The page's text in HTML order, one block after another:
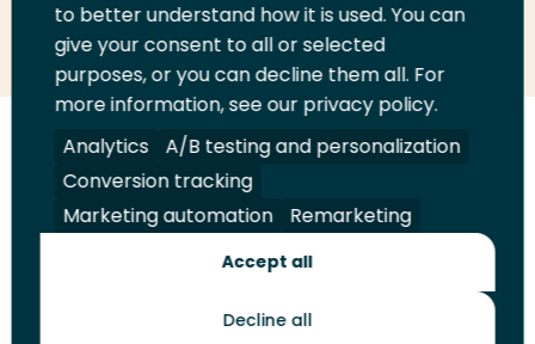
Deel
LinkedIn
Deel
op
Twitter
Deel
op
Facebook
Email
deze
pagina
Print
deze
pagina
Volg
ons
op
LinkedIn
Volg
ons
op
Facebook
Volg
ons
op
YouTube
Volg
ons
op
Instagram
Juridisch Security A-Z Index
Contact
Toekomstmakers
to better understand how it is used. You can
give your consent to all or selected
purposes, or you can decline them all. For
more information, see our privacy policy.
Analytics
A/B testing and personalization
Conversion tracking
Marketing automation
Remarketing
Accept all
Decline all